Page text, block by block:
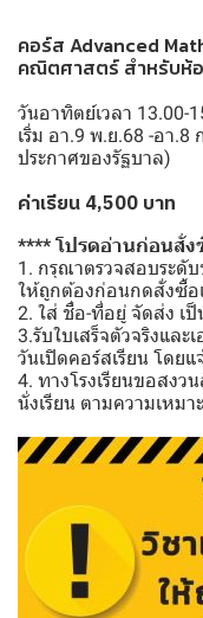
คอร์ส Advanced
คณิตศาสตร์ สำหรับห้
วันอาทิตย์เวลา 13.00-
เริ่ม อา.9 พ.ย.68 -อา
ประกาศของรัฐบาล)
ค่าเรียน 4,500 บาท
**** โปรดอ่านก่อนสั่
1. กรุณาตรวจสอบระดั
ให้ถูกต้องก่อนกดสั่งซื้อ
2. ใส่ ชื่อ-ที่อยู่ จัดส่ง เ
3.รับใบเสร็จตัวจริงและ
วันเปิดคอร์สเรียน โดย
4. ทางโรงเรียนขอสงว
นั่งเรียน ตามความเหมา